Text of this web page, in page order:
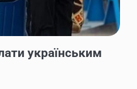
українським